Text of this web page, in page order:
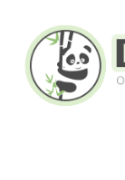
content